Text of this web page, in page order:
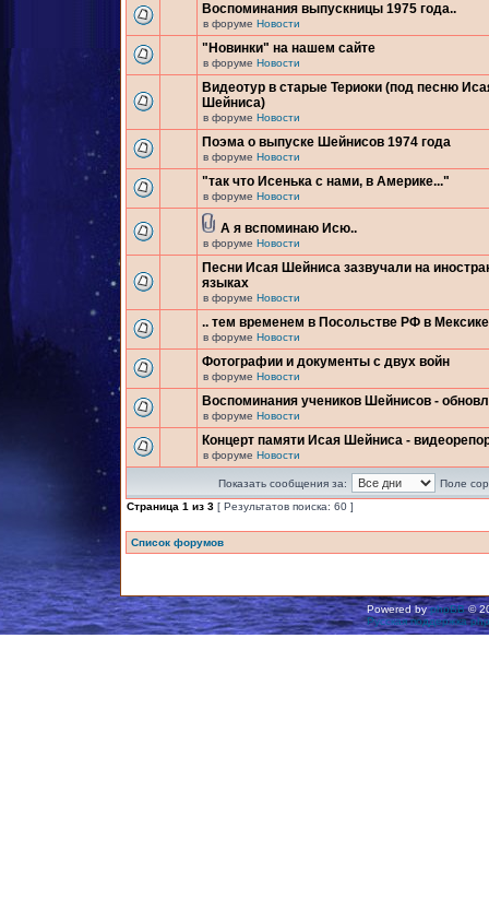
Воспоминания выпускницы 1975 года..
в форуме Новости
"Новинки" на нашем сайте
в форуме Новости
Видеотур в старые Териоки (под песню
Шейниса)
в форуме Новости
Поэма о выпуске Шейнисов 1974 года
в форуме Новости
"так что Исенька с нами, в Америке..."
в форуме Новости
А я вспоминаю Исю..
в форуме Новости
Песни Исая Шейниса зазвучали на
языках
в форуме Новости
.. тем временем в Посольстве РФ в
в форуме Новости
Фотографии и документы с двух войн
в форуме Новости
Воспоминания учеников Шейнисов -
в форуме Новости
Концерт памяти Исая Шейниса -
в форуме Новости
Показать сообщения за:
Поле
Страница 1 из 3 [ Результатов поиска: 60 ]
Список форумов
Powered byphpBB©
Русская поддержка